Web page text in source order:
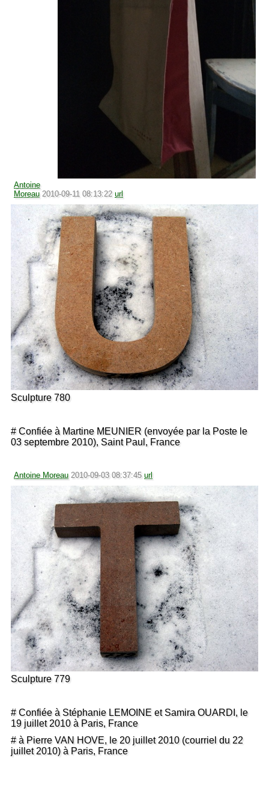
Antoine
Moreau 2010-09-11 08:13:22 url
Sculpture 780
# Confiée à Martine MEUNIER (envoyée par la Poste le
03 septembre 2010), Saint Paul, France
Antoine Moreau 2010-09-03 08:37:45 url
Sculpture 779
# Confiée à Stéphanie LEMOINE et Samira OUARDI, le
19 juillet 2010 à Paris, France
# à Pierre VAN HOVE, le 20 juillet 2010 (courriel du 22
juillet 2010) à Paris, France